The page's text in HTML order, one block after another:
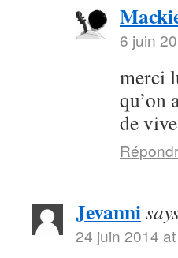
6 juin
merci
qu’on
de
Jevanni
24 juin 2014